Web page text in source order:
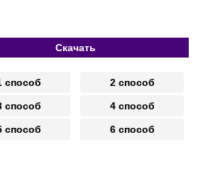
Скачать
способ 2 способ
способ 4 способ
способ 6 способ